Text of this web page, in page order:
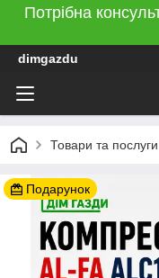
Потрібна
dimgazdu
Товари та послуги
Подарунок